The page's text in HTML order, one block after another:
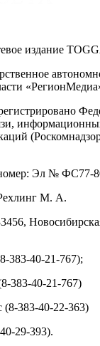
издание
Эл № ФС77-
М. А.
383-40-21-767);
383-40-21-767)
(8-383-40-22-363)
29-393).